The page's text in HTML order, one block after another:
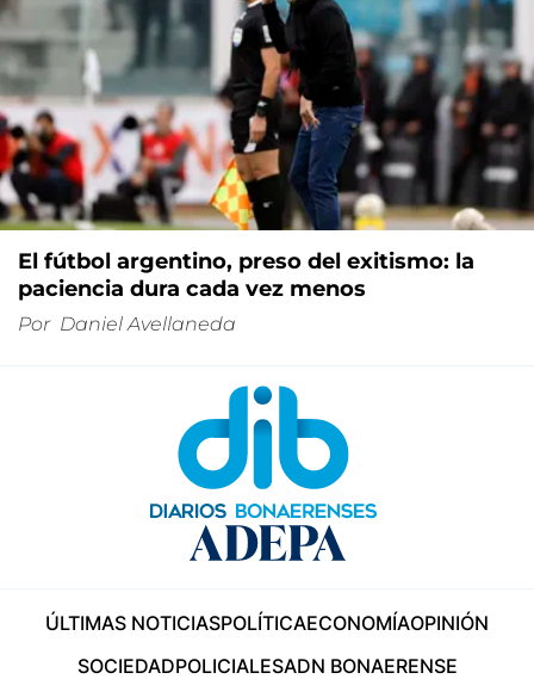
El fútbol argentino, preso del exitismo: la
paciencia dura cada vez menos
Por Daniel Avellaneda
ÚLTIMAS NOTICIASPOLÍTICAECONOMÍAOPINIÓN
SOCIEDADPOLICIALESADN BONAERENSE